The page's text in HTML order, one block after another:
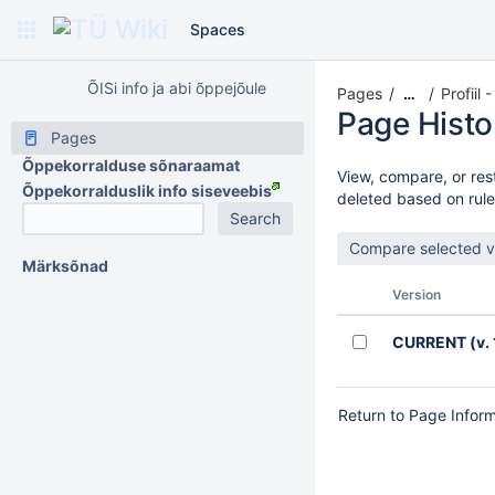
Spaces
ÕISi info ja abi õppejõule
Pages
Õppekorralduse sõnaraamat
Õppekorralduslik info siseveebis
Märksõnad
Pages … Profiil
Page
View, compare, or
deleted based on
Version
CURRENT (v.
Return to Page